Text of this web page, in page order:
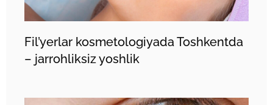
Fil’yerlar kosmetologiyada Toshkentda
– jarrohliksiz yoshlik